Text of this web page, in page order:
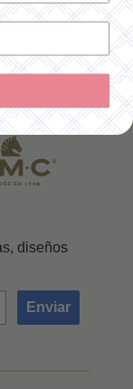
diseños
Enviar